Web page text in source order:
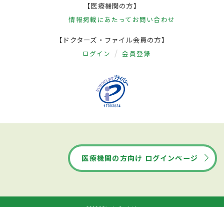
【医療機関の方】
情報掲載にあたって お問い合わせ
【ドクターズ・ファイル会員の方】
ログイン 会員登録
医療機関の方向け ログインページ